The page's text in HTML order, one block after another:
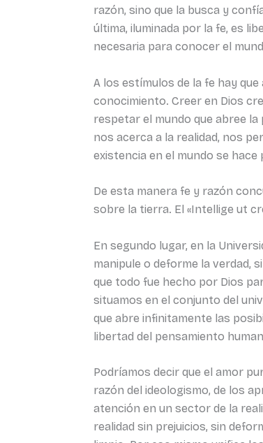
razón, sino que la busca y
última, iluminada por la fe, es
necesaria para conocer el
A los estímulos de la fe hay
conocimiento. Creer en Dios
respetar el mundo que abree
nos acerca a la realidad, nos
existencia en el mundo se
De esta manera fe y razón
sobre la tierra. El «Intellige ut
En segundo lugar, en la
manipule o deforme la verdad,
que todo fue hecho por Dios
situamos en el conjunto del
que abre infinitamente las
libertad del pensamiento
Podríamos decir que el amor
razón del ideologismo, de los
atención en un sector de la
realidad sin prejuicios, sin